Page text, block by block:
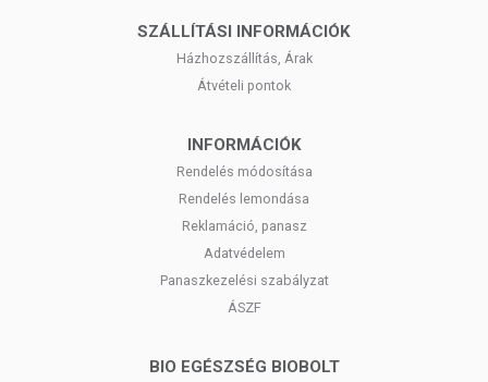
SZÁLLÍTÁSI INFORMÁCIÓK
Házhozszállítás, Árak
Átvételi pontok
INFORMÁCIÓK
Rendelés módosítása
Rendelés lemondása
Reklamáció, panasz
Adatvédelem
Panaszkezelési szabályzat
ÁSZF
BIO EGÉSZSÉG BIOBOLT